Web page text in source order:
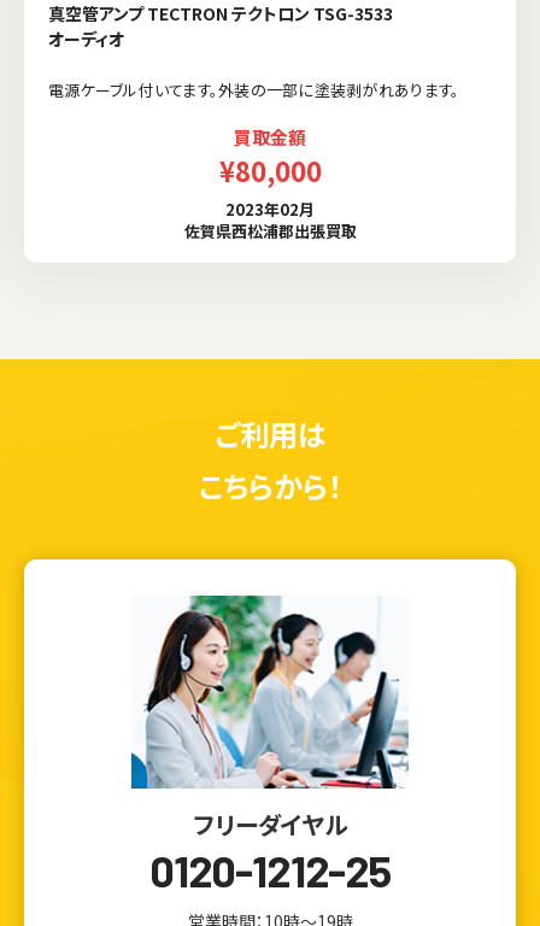
真空管アンプ TECTRON テクトロン TSG-3533
オーディオ
電源ケーブル付いてます。外装の一部に塗装剥がれあります。
買取金額
¥80,000
2023年02月
佐賀県西松浦郡出張買取
ご利用は
こちらから！
フリーダイヤル
0120-1212-25
営業時間：10時～19時